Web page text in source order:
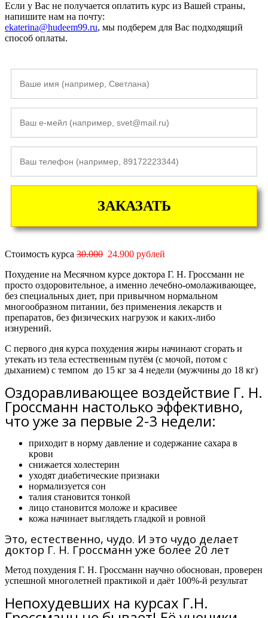
Если у Вас не получается оплатить курс из Вашей страны,
напишите нам на почту:
ekaterina@hudeem99.ru, мы подберем для Вас подходящий
способ оплаты.
ЗАКАЗАТЬ
Стоимость курса 30.000 24.900 рублей
Похудение на Месячном курсе доктора Г. Н. Гроссманн не
просто оздоровительное, а именно лечебно-омолаживающее,
без специальных диет, при привычном нормальном
многообразном питании, без применения лекарств и
препаратов, без физических нагрузок и каких-либо
изнурений.
С первого дня курса похудения жиры начинают сгорать и
утекать из тела естественным путём (с мочой, потом с
дыханием) с темпом до 15 кг за 4 недели (мужчины до 18 кг)
Оздоравливающее воздействие Г. Н.
Гроссманн настолько эффективно,
что уже за первые 2-3 недели:
приходит в норму давление и содержание сахара в
крови
снижается холестерин
уходят диабетические признаки
нормализуется сон
талия становится тонкой
лицо становится моложе и красивее
кожа начинает выглядеть гладкой и ровной
Это, естественно, чудо. И это чудо делает
доктор Г. Н. Гроссманн уже более 20 лет
Метод похудения Г. Н. Гроссманн научно обоснован, проверен
успешной многолетней практикой и даёт 100%-й результат
Непохудевших на курсах Г.Н.